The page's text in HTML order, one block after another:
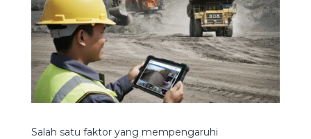
Salah satu faktor yang mempengaruhi